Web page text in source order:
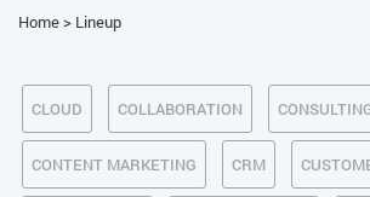
Home> Lineup
CLOUD COLLABORATION
CONTENT MARKETING CRM